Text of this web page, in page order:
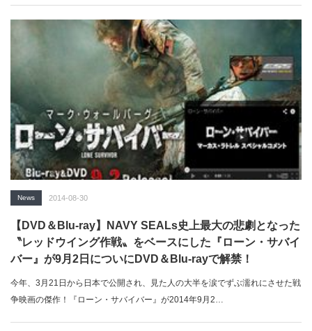
News 2014-08-30
【DVD＆Blu-ray】NAVY SEALs史上最大の悲劇となった
〝レッドウイング作戦〟をベースにした『ローン・サバイ
バー』が9月2日についにDVD＆Blu-rayで解禁！
今年、3月21日から日本で公開され、見た人の大半を涙でずぶ濡れにさせた戦
争映画の傑作！『ローン・サバイバー』が2014年9月2…